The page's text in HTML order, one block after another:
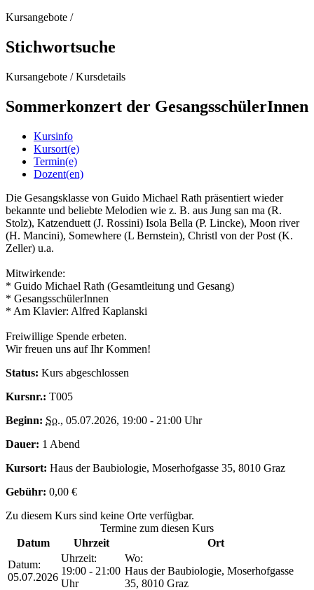
Kursangebote /
Stichwortsuche
Kursangebote /Kursdetails
Sommerkonzert der GesangsschülerInnen
Kursinfo
Kursort(e)
Termin(e)
Dozent(en)
Die Gesangsklasse von Guido Michael Rath präsentiert wieder
bekannte und beliebte Melodien wie z. B. aus Jung san ma (R.
Stolz), Katzenduett (J. Rossini) Isola Bella (P. Lincke), Moon river
(H. Mancini), Somewhere (L Bernstein), Christl von der Post (K.
Zeller) u.a.
Mitwirkende:
* Guido Michael Rath (Gesamtleitung und Gesang)
* GesangsschülerInnen
* Am Klavier: Alfred Kaplanski
Freiwillige Spende erbeten.
Wir freuen uns auf Ihr Kommen!
Status: Kurs abgeschlossen
Kursnr.: T005
Beginn: So., 05.07.2026, 19:00 - 21:00 Uhr
Dauer: 1 Abend
Kursort: Haus der Baubiologie, Moserhofgasse 35, 8010 Graz
Gebühr: 0,00 €
Zu diesem Kurs sind keine Orte verfügbar.
Termine zum diesen Kurs
Datum
Uhrzeit
Ort
Datum:
05.07.2026
Uhrzeit:
19:00 - 21:00
Uhr
Wo:
Haus der Baubiologie, Moserhofgasse
35, 8010 Graz